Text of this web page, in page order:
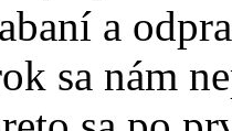
a
sa nám